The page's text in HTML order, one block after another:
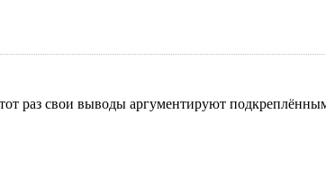
раз свои выводы аргументируют